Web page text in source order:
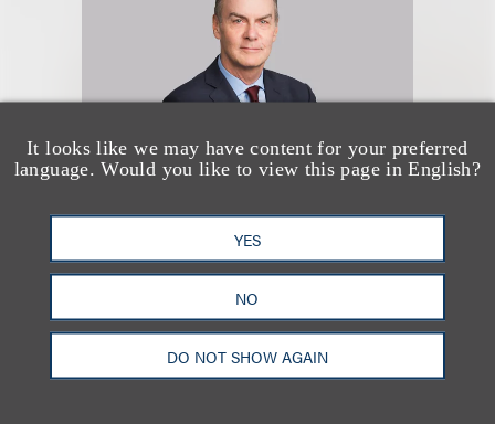
It looks like we may have content for your preferred
language. Would you like to view this page in English?
YES
NO
DO NOT SHOW AGAIN
James D. Taylor
(he/him)
Co-Chair, Loeb & Loeb
Diversity Committee